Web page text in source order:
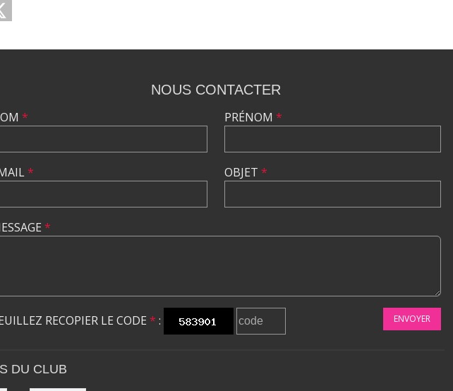
NOUS CONTACTER
*
*
PRÉNOM *
OBJET *
*
RECOPIER LE CODE * : ENVOYER
DU CLUB